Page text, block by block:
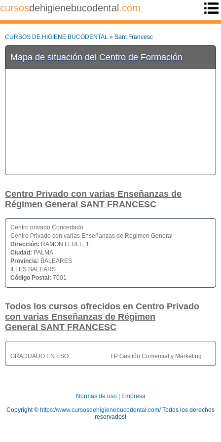
cursosdehigienebucodental .com
CURSOS DE HIGIENE BUCODENTAL » Sant Francesc
Mapa de situación del Centro de Formación
Centro Privado con varias Enseñanzas de
Régimen General SANT FRANCESC
Centro privado Concertado
Centro Privado con varias Enseñanzas de Régimen General
Dirección: RAMON LLULL, 1
Ciudad: PALMA
Provincia: BALEARES
ILLES BALEARS
Código Postal: 7001
Todos los cursos ofrecidos en Centro Privado
con varias Enseñanzas de Régimen
General SANT FRANCESC
GRADUADO EN ESO FP Gestión Comercial y Márketing
Normas de uso|
Empresa
Copyright © https://www.cursosdehigienebucodental.com/Todos los derechos
reservados!